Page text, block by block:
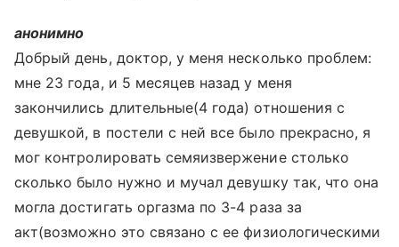
анонимно
Добрый день, доктор, у меня несколько проблем:
мне 23 года, и 5 месяцев назад у меня
закончились длительные(4 года) отношения с
девушкой, в постели с ней все было прекрасно, я
мог контролировать семяизвержение столько
сколько было нужно и мучал девушку так, что она
могла достигать оргазма по 3-4 раза за
акт(возможно это связано с ее физиологическими